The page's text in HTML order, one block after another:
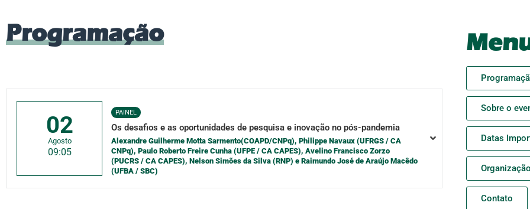
Programação
02
Agosto
09:05
PAINEL
Os desafios e as oportunidades de pesquisa e inovação no pós-pandemia
Alexandre Guilherme Motta Sarmento(COAPD/CNPq), Philippe Navaux (UFRGS / CA
CNPq), Paulo Roberto Freire Cunha (UFPE / CA CAPES), Avelino Francisco Zorzo
(PUCRS / CA CAPES), Nelson Simões da Silva (RNP) e Raimundo José de Araújo Macêdo
(UFBA / SBC)
Sobre o
Datas
Organização
Contato